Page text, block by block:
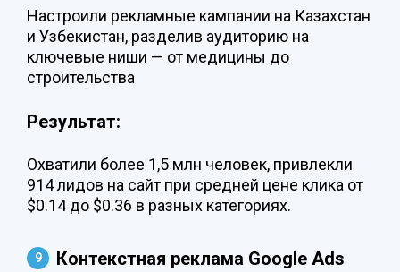
Настроили рекламные кампании на Казахстан
и Узбекистан, разделив аудиторию на
ключевые ниши — от медицины до
строительства
Результат:
Охватили более 1,5 млн человек, привлекли
914 лидов на сайт при средней цене клика от
$0.14 до $0.36 в разных категориях.
Контекстная реклама Google Ads